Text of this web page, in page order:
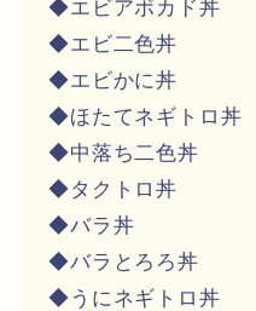
◆エビアボカド丼
◆エビ二色丼
◆エビかに丼
◆ほたてネギトロ丼
◆中落ち二色丼
◆タクトロ丼
◆バラ丼
◆バラとろろ丼
◆うにネギトロ丼